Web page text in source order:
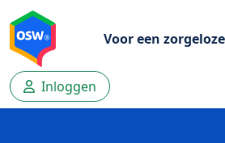
Voor een
Inloggen